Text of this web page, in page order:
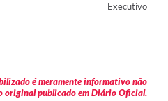
Executivo
é meramente informativo não
original publicado em Diário Oficial.